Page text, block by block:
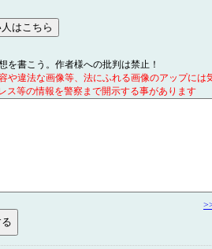
を書こう。作者様への批判は禁止！
や違法な画像等、法にふれる画像のアップには
ス等の情報を警察まで開示する事があります